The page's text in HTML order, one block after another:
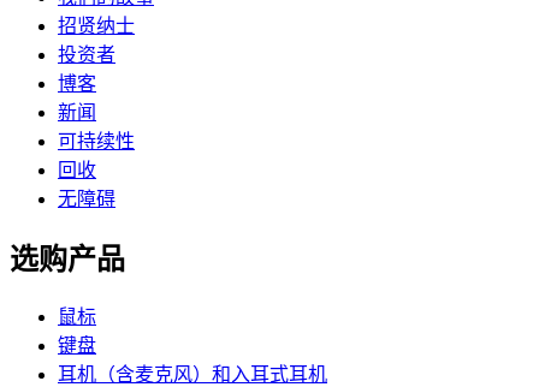
招贤纳士
投资者
博客
新闻
可持续性
回收
无障碍
选购产品
鼠标
键盘
耳机（含麦克风）和入耳式耳机